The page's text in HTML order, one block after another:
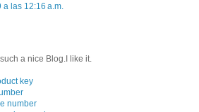
las 12:16 a.m.
a nice Blog.I like it.
key
number